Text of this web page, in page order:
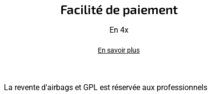
Facilité de paiement
En 4x
En savoir plus
La revente d'airbags et GPL est réservée aux professionnels